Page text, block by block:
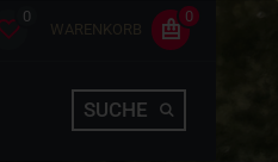
0
WARENKORB
0
SUCHE